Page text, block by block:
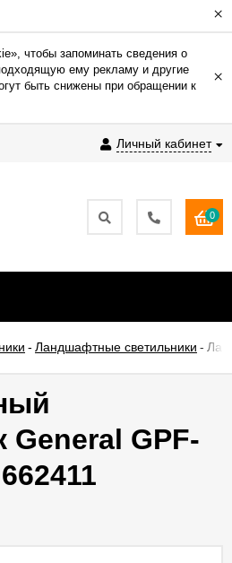
×
чтобы запоминать сведения о
ему рекламу и другие
быть снижены при обращении к
×
Личный кабинет
0
- Ландшафтные светильники -
General GPF-